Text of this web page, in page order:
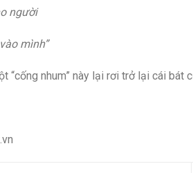
người
mình”
“cống nhum” này lại rơi trở lại cái bát